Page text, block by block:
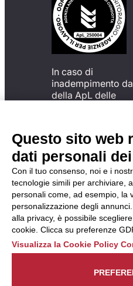
In caso di
inadempimento
della ApL delle
del Codice di
possibile
reclamo
all’Organismo di
Monitoraggio
una delle modalità
descritte al
indirizzo web
https://odm-
agenzielavoro.it/
Questo sito web
dati personali
Con il tuo consenso, noi e i
tecnologie simili per archiviare,
personali come, ad esempio, la
personalizzazione degli
alla privacy, è possibile
cookie. Clicca su preferenze
Visualizza la Cookie Policy